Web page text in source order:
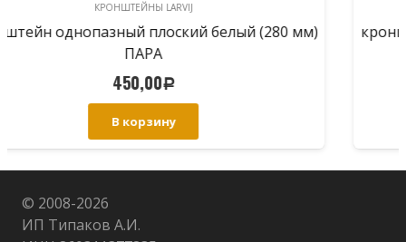
КРОНШТЕЙНЫ LARVIJ
кронштейн однопазный плоский белый (180 мм)
400,00
В корзину
© 2008-2026
ИП Типаков А.И.